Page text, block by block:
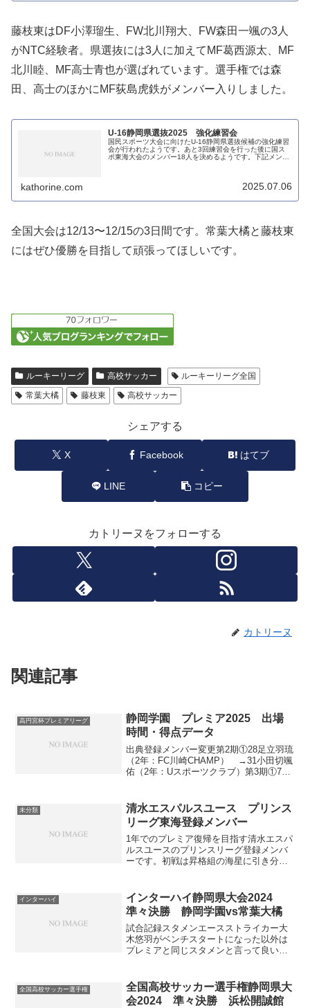
藤枝東はDF小澤瑠生、FW北川翔大、FW森田一颯の3人
がNTC経験者。県選抜には3人に加えてMF葛西源太、MF
北川睦、MF高士青也が選ばれています。選手権では森
田、高士のほかにMF荻島虎鉄がメンバー入りしました。
U-16静岡県選抜2025 強化練習会
国民スポーツ大会に向けたU-16静岡県選抜候補の強化練習
会が行われたようです。あと3回練習会を行った後に国ス
ポ東海大会のメンバー18人を決めるようです。下記メンバ
kathorine.com 2025.07.06
全国大会は12/13〜12/15の3日間です。常葉大橘と藤枝東
にはぜひ優勝を目指して頑張ってほしいです。
ルーキーリーグ 高校サッカー
ルーキーリーグ全国
常葉大橘
藤枝東 高校サッカー
シェアする
X Facebook はてブ
LINE コピー
カトリーヌをフォローする
カトリーヌ
関連記事
高円宮杯プレミアリーグ
静岡学園 プレミア2025 出場
時間・得点データ
出典登録メンバー変更第2期①28足立羽琉
（2年：FC川崎CHAMP） →31小田切颯
佑（2年：Uスポーツクラブ）第3期①7北
颯太（3年：アイリスFC住吉） ...
未分類
清水エスパルスユース プリンス
リーグ東海登録メンバー
1年でのプレミア復帰を目指す清水エスパ
ルスユースのプリンスリーグ登録メンバ
ーです。初戦は昇格組の海星に引き分け
て・・・！出典メンバートップチーム同
様、プリンスリーグ東海の中で...
インターハイ
インターハイ静岡県大会2024
準々決勝 静岡学園vs常葉大橘
試合記録スタメンエースストライカー大
木悠羽がベンチスタートになった以外は
プレミアと同じスタメンと言って良い布
で、プレミアではここはDF鵜澤浬かDF山
内星之介、またはFW...
全国高校サッカー選手権
全国高校サッカー選手権静岡県大
会2024 準々決勝 浜松開誠館